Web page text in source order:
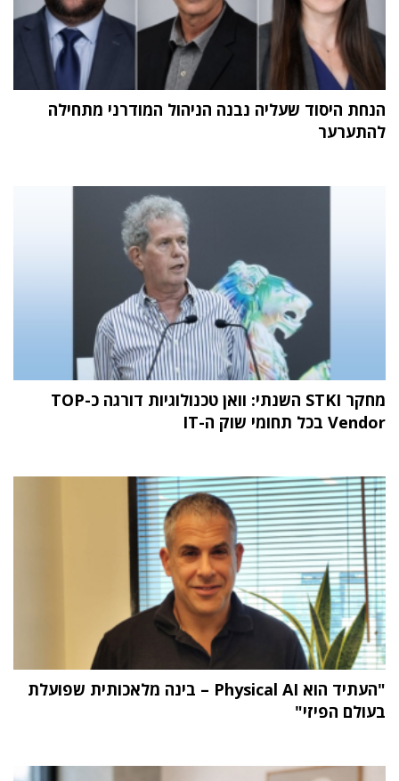
הנחת היסוד שעליה נבנה הניהול המודרני מתחילה
להתערער
מחקר STKI השנתי: וואן טכנולוגיות דורגה כ-TOP
Vendor בכל תחומי שוק ה-IT
"העתיד הוא Physical AI – בינה מלאכותית שפועלת
בעולם הפיזי"